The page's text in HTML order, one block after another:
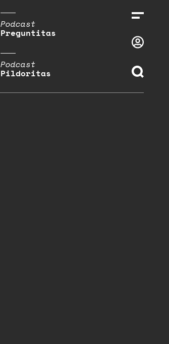
Podcast
Preguntitas
Podcast
Pildoritas